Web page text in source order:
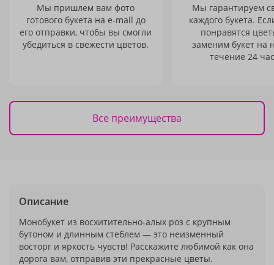
Мы пришлем вам фото
готового букета на e-mail до
его отправки, чтобы вы смогли
убедиться в свежести цветов.
Мы гарантируем
каждого букета.
понравятся
заменим букет на
течение 24
Все преимущества
Описание
Монобукет из восхитительно-алых роз с крупным
бутоном и длинным стеблем — это неизменный
восторг и яркость чувств! Расскажите любимой как она
дорога вам, отправив эти прекрасные цветы.